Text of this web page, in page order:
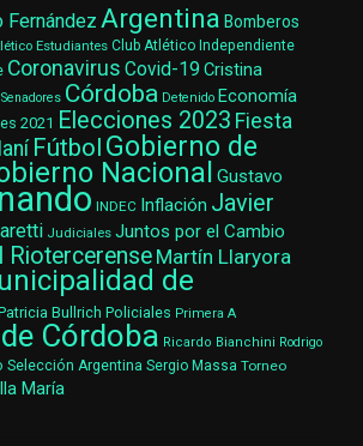
Fernández Argentina Bomberos
Estudiantes Club Atlético Independiente
Coronavirus Covid-19 Cristina
Córdoba Detenido Economía
2021 Elecciones 2023 Fiesta
Fútbol Gobierno de
Nacional Gustavo
INDEC Inflación Javier
Judiciales Juntos por el Cambio
Riotercerense Martín Llaryora
de
Bullrich Policiales Primera A
Córdoba Ricardo Bianchini Rodrigo
Selección Argentina Sergio Massa Torneo
María